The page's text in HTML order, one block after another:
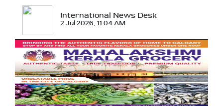
International News Desk
2 Jul 2026, 11:04 AM